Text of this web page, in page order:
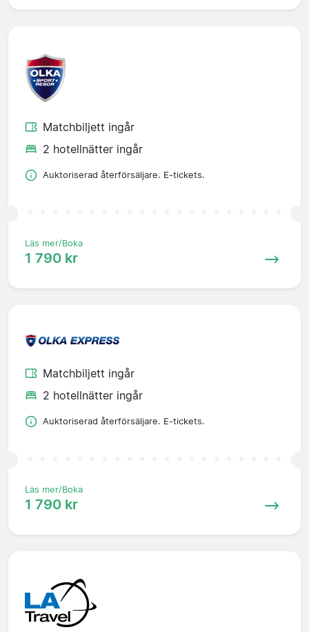
Matchbiljett ingår
2 hotellnätter ingår
Auktoriserad återförsäljare. E-tickets.
Läs mer/Boka
1 790 kr
Matchbiljett ingår
2 hotellnätter ingår
Auktoriserad återförsäljare. E-tickets.
Läs mer/Boka
1 790 kr